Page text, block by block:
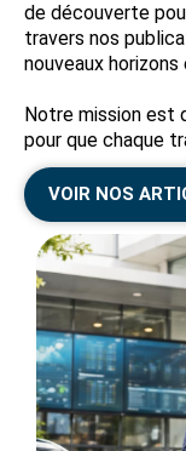
de découverte
travers nos
nouveaux horizons
Notre mission est
pour que chaque
VOIR NOS